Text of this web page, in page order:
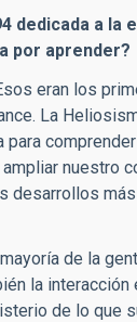
dedicada a la
por aprender?
eran los
La
para
nuestro
desarrollos más
de la
la interacción
de lo que